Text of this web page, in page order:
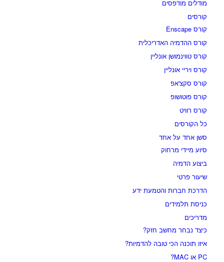
מודלים מודפסים
קורסים
קורס Enscape
קורס ההדמיה האדריכלית
קורס טווינמושן אונליין
קורס ויריי אונליין
קורס סקצ'אפ
קורס פוטושופ
קורס רוויט
כל הקורסים
סשן אחד על אחד
סיוע מיידי מרחוק
ביצוע הדמיה
שיעור פרטי
הדרכת חברות והטמעת ידע
כניסת תלמידים
מדריכים
כיצד נבחר מחשב חזק?
איזו תוכנה הכי טובה להדמיות?‎‎
PC או MAC?